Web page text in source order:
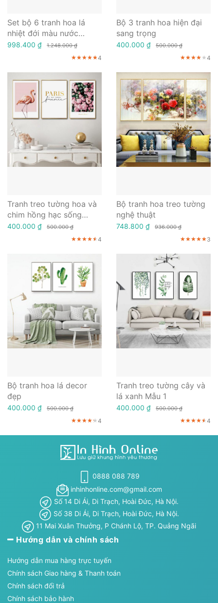
Set bộ 6 tranh hoa lá
nhiệt đới màu nước
vintage
998.400 ₫ 1.248.000 ₫
★★★★★
★★★★★
★★★★★4
Bộ 3 tranh hoa hiện đại
sang trọng
400.000 ₫ 500.000 ₫
★★★★★
★★★★★
★★★★★4
Tranh treo tường hoa và
chim hồng hạc sống
động
400.000 ₫ 500.000 ₫
★★★★★
★★★★★
★★★★★4
Bộ tranh hoa treo tường
nghệ thuật
748.800 ₫ 936.000 ₫
★★★★★
★★★★★
★★★★★3
Bộ tranh hoa lá decor
đẹp
400.000 ₫ 500.000 ₫
★★★★★
★★★★★
★★★★★4
Tranh treo tường cây và
lá xanh Mẫu 1
400.000 ₫ 500.000 ₫
★★★★★
★★★★★
★★★★★4
0888 088 789
inhinhonline.com@gmail.com
Số 14 Di Ái, Di Trạch, Hoài Đức, Hà Nội.
Số 38 Di Ái, Di Trạch, Hoài Đức, Hà Nội.
11 Mai Xuân Thưởng, P Chánh Lộ, TP. Quảng Ngãi
Hướng dẫn và chính sách
Hướng dẫn mua hàng trực tuyến
Chính sách Giao hàng & Thanh toán
Chính sách đổi trả
Chính sách bảo hành